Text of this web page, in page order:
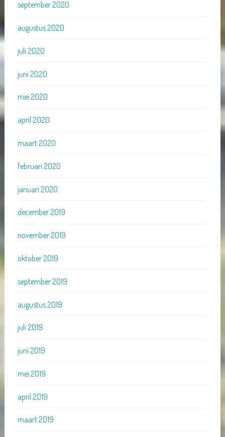
september 2020
augustus 2020
juli 2020
juni 2020
mei 2020
april 2020
maart 2020
februari 2020
januari 2020
december 2019
november 2019
oktober 2019
september 2019
augustus 2019
juli 2019
juni 2019
mei 2019
april 2019
maart 2019